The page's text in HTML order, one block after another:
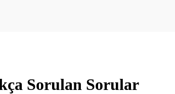
Sorulan Sorular